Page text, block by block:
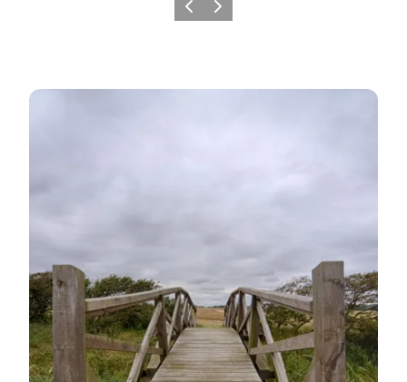
Forrige billede
Næste billede
Mors - Øen med de mange oplevelsestilbud og